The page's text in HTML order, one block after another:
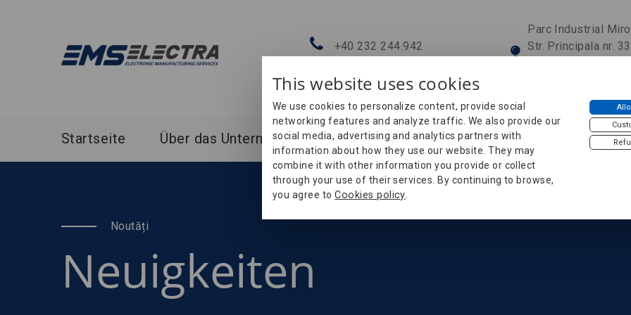
+40 232 244.942
Parc Industrial
Str. Principala nr.
Startseite Über das Unternehmen Dienstleistungen Kontakt
Noutăți
Neuigkeiten
This website uses cookies
We use cookies to personalize content, provide social
networking features and analyze traffic. We also provide our
social media, advertising and analytics partners with
information about how they use our website. They may
combine it with other information you provide or collect
through your use of their services. By continuing to browse,
you agree toCookies policy